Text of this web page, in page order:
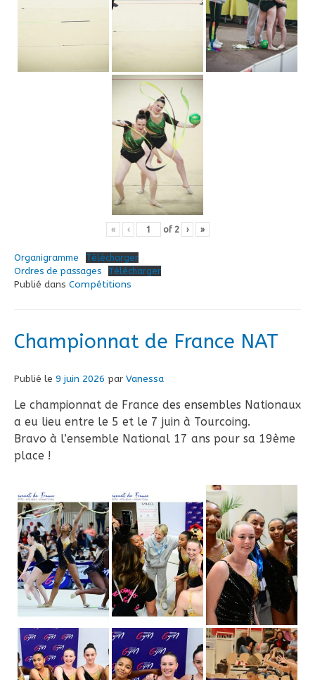
« ‹ of 2 › »
Organigramme
Télécharger
Ordres de passages
Télécharger
Publié dans Compétitions
Championnat de France NAT
Publié le 9 juin 2026 par Vanessa
Le championnat de France des ensembles Nationaux
a eu lieu entre le 5 et le 7 juin à Tourcoing.
Bravo à l’ensemble National 17 ans pour sa 19ème
place !